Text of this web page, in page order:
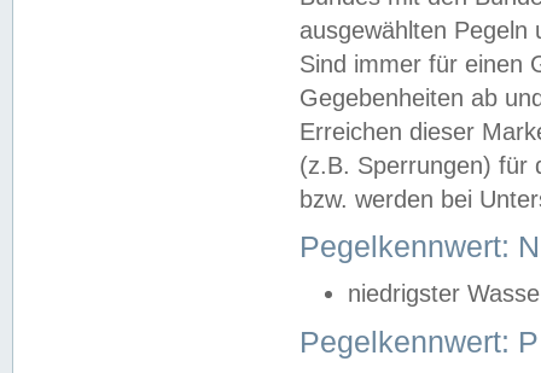
ausgewählten
Sind immer für einen
Gegebenheiten ab
Erreichen dieser
(z.B. Sperrungen) für
bzw. werden bei
Pegelkennwert:
niedrigster
Pegelkennwert: